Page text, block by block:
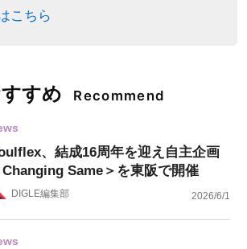
こちら
すめ Recommend
、結成16周年を迎え自主企画
Changing Same＞を東阪で開催
DIGLE編集部 2026/6/1